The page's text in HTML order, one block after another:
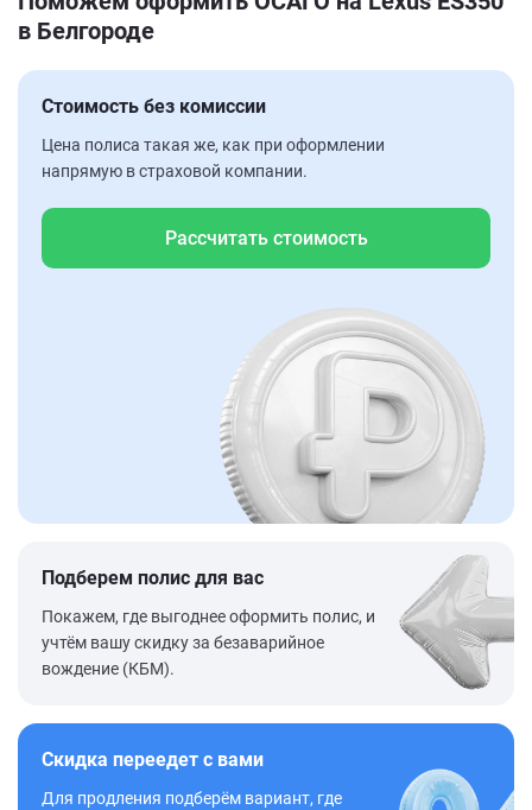
в Белгороде
Стоимость без комиссии
Цена полиса такая же, как при оформлении
напрямую в страховой компании.
Рассчитать стоимость
Подберем полис для вас
Покажем, где выгоднее оформить полис, и
учтём вашу скидку за безаварийное
вождение (КБМ).
Скидка переедет с вами
Для продления подберём вариант, где